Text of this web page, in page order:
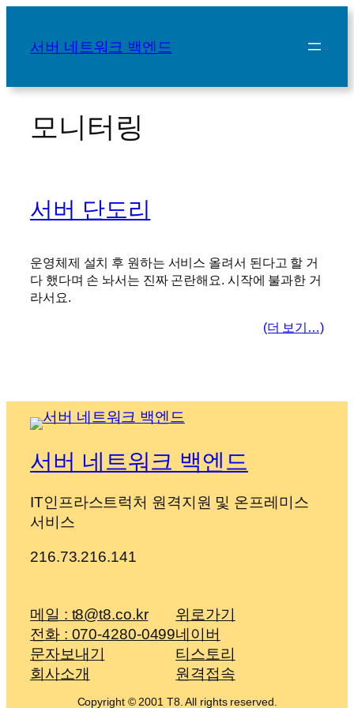
바
서버 네트워크 백엔드
모니터링
서버 단도리
운영체제 설치 후 원하는 서비스 올려서 된다고 할 거
다 했다며 손 놔서는 진짜 곤란해요. 시작에 불과한 거
라서요.
(더 보기…)
서버 네트워크 백엔드
IT인프라스트럭처 원격지원 및 온프레미스
서비스
216.73.216.141
메일 : t8@t8.co.kr
전화 : 070-4280-0499
문자보내기
회사소개
위로가기
네이버
티스토리
원격접속
Copyright © 2001 T8. All rights reserved.